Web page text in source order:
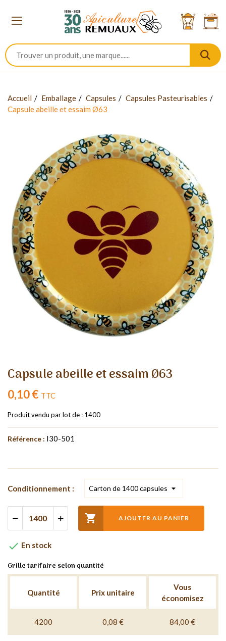
Accueil Emballage Capsules
Capsules Pasteurisables
Capsule abeille et essaim Ø63
Capsule abeille et essaim Ø63
0,10 € TTC
Produit vendu par lot de : 1400
Référence : I30-501
Conditionnement :
 AJOUTER AU PANIER
 En stock
Grille tarifaire selon quantité
Quantité Prix unitaire
Vous
économisez
4200 0,08 € 84,00 €